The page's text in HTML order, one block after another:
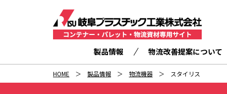
製品情報 物流改善提案について
HOME 製品情報 物流機器 スタイリス